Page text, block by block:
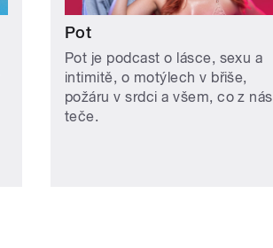
Pot
Pot je podcast o lásce, sexu a
intimitě, o motýlech v břiše,
požáru v srdci a všem, co z nás
teče.